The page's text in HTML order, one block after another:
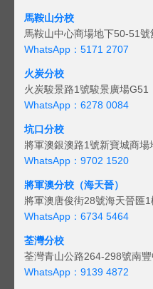
馬鞍山分校
馬鞍山中心商場地下50-51號
WhatsApp：5171 2707
火炭分校
火炭駿景路1號駿景廣場G51
WhatsApp：6278 0084
坑口分校
將軍澳銀澳路1號新寶城商場
WhatsApp：9702 1520
將軍澳分校（海天晉）
將軍澳唐俊街28號海天晉匯
WhatsApp：6734 5464
荃灣分校
荃灣青山公路264-298號南
WhatsApp：9139 4872